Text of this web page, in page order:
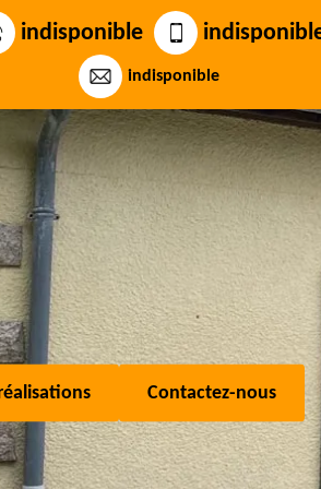
indisponible
indisponible
Contactez-nous